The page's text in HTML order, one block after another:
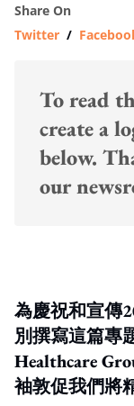
Share On
Twitter /
To read
create a
below.
our
為慶祝和宣傳
別撰寫這篇專
Healthcare
袖敦促我們將